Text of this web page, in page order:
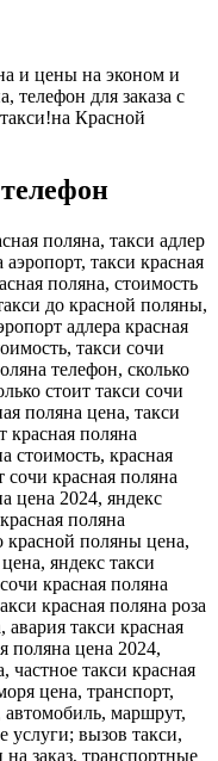
и цены на эконом и
телефон для заказа с
Красной
поляна, такси адлер
такси красная
поляна, стоимость
до красной поляны,
адлера красная
такси сочи
телефон, сколько
стоит такси сочи
поляна цена, такси
красная поляна
стоимость, красная
сочи красная поляна
цена 2024, яндекс
поляна
красной поляны цена,
яндекс такси
красная поляна
красная поляна роза
авария такси красная
поляна цена 2024,
частное такси красная
цена, транспорт,
автомобиль, маршрут,
услуги; вызов такси,
на заказ, транспортные